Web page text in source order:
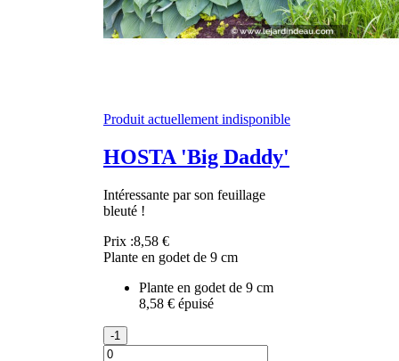
Produit actuellement indisponible
HOSTA 'Big Daddy'
Intéressante par son feuillage
bleuté !
Prix :8,58 €
Plante en godet de 9 cm
Plante en godet de 9 cm
8,58 € épuisé
-1